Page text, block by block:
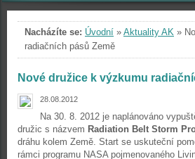
Nacházíte se: Úvodní » Aktuality AK »
radiačních pásů Země
Nové družice k výzkumu
28.08.2012
Na 30. 8. 2012 je naplánováno
družic s názvem Radiation Belt Storm
dráhu kolem Země. Start se uskuteční
rámci programu NASA pojmenovaného